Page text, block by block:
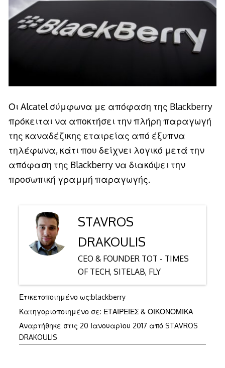
Οι Alcatel σύμφωνα με απόφαση της Blackberry
πρόκειται να αποκτήσει την πλήρη παραγωγή
της καναδέζικης εταιρείας από έξυπνα
τηλέφωνα, κάτι που δείχνει λογικό μετά την
απόφαση της Blackberry να διακόψει την
προσωπική γραμμή παραγωγής.
STAVROS
DRAKOULIS
CEO & FOUNDER TOT - TIMES
OF TECH, SITELAB, FLY
Ετικετοποιημένο ως:blackberry
Κατηγοριοποιημένο σε: ΕΤΑΙΡΕΙΕΣ & ΟΙΚΟΝΟΜΙΚΑ
Αναρτήθηκε στις 20 Ιανουαρίου 201725
από STAVROS
DRAKOULIS